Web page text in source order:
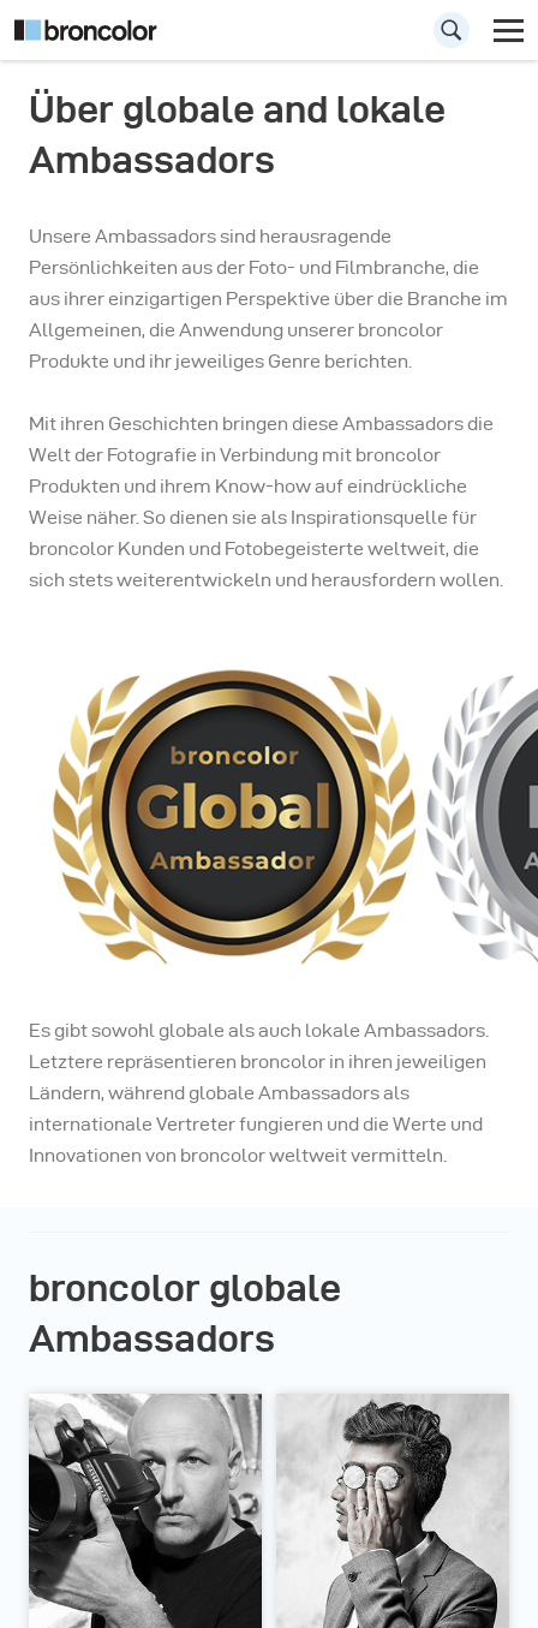
broncolor
herausragende Persönlichkeiten
Über globale and lokale
Ambassadors
Unsere Ambassadors sind herausragende
Persönlichkeiten aus der Foto- und Filmbranche, die
aus ihrer einzigartigen Perspektive über die Branche im
Allgemeinen, die Anwendung unserer broncolor
Produkte und ihr jeweiliges Genre berichten.
Mit ihren Geschichten bringen diese Ambassadors die
Welt der Fotografie in Verbindung mit broncolor
Produkten und ihrem Know-how auf eindrückliche
Weise näher. So dienen sie als Inspirationsquelle für
broncolor Kunden und Fotobegeisterte weltweit, die
sich stets weiterentwickeln und herausfordern wollen.
Es gibt sowohl globale als auch lokale Ambassadors.
Letztere repräsentieren broncolor in ihren jeweiligen
Ländern, während globale Ambassadors als
internationale Vertreter fungieren und die Werte und
Innovationen von broncolor weltweit vermitteln.
broncolor globale
Ambassadors